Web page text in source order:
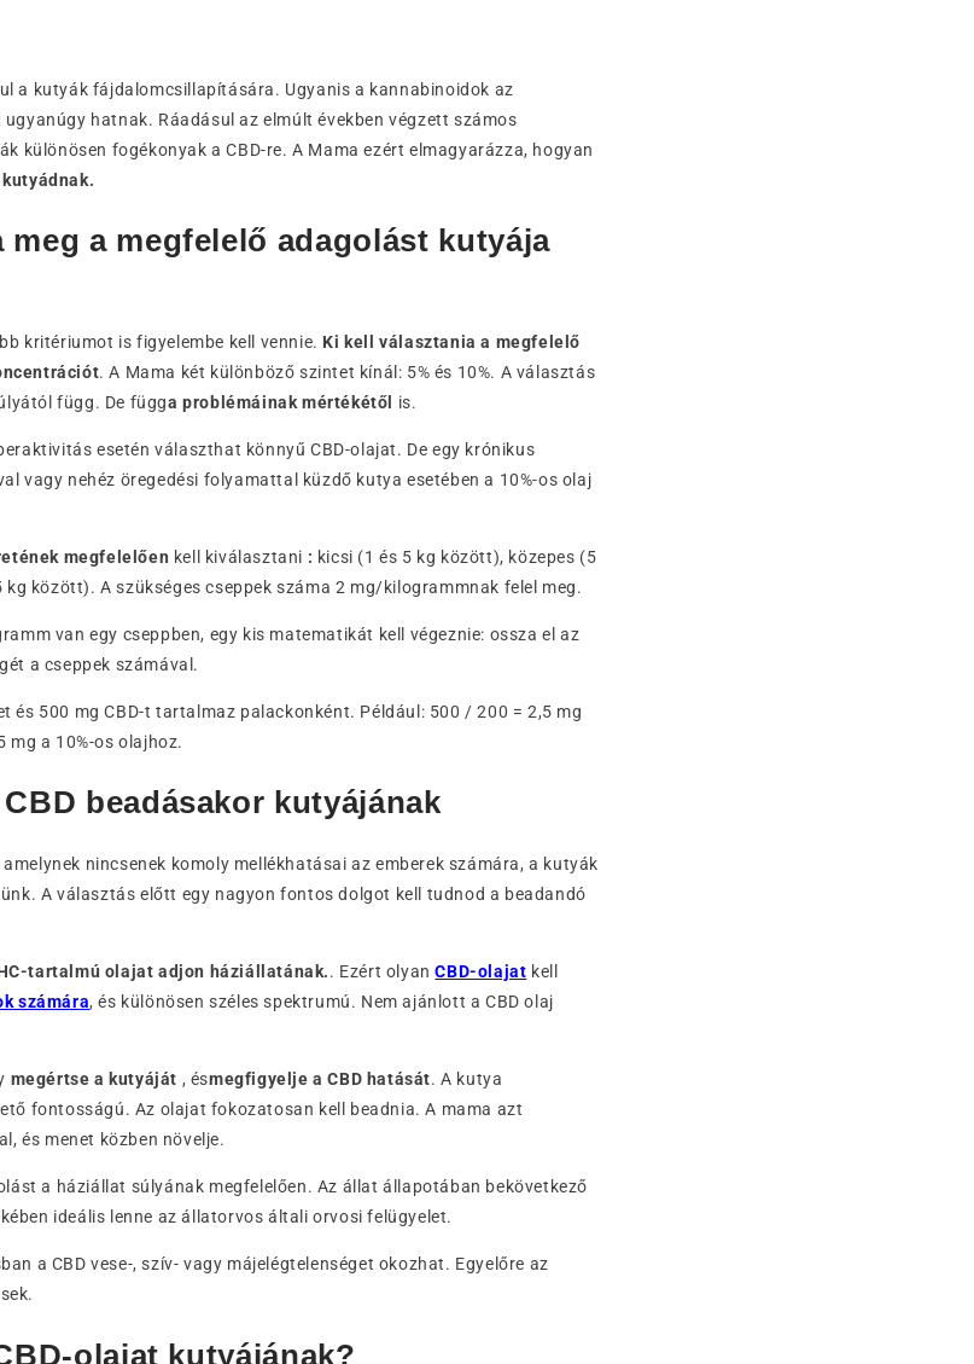
a kutyák fájdalomcsillapítására. Ugyanis a kannabinoidok az
hatnak. Ráadásul az elmúlt években végzett számos
különösen fogékonyak a CBD-re. A Mama ezért elmagyarázza, hogyan
meg a megfelelő adagolást kutyája
kritériumot is figyelembe kell vennie. Ki kell választania a megfelelő
. A Mama két különböző szintet kínál: 5% és 10%. A választás
függ. De függa problémáinak mértékétől is.
esetén választhat könnyű CBD-olajat. De egy krónikus
vagy nehéz öregedési folyamattal küzdő kutya esetében a 10%-os olaj
megfelelően kell kiválasztani : kicsi (1 és 5 kg között), közepes (5
között). A szükséges cseppek száma 2 mg/kilogrammnak felel meg.
van egy cseppben, egy kis matematikát kell végeznie: ossza el az
a cseppek számával.
és 500 mg CBD-t tartalmaz palackonként. Például: 500 / 200 = 2,5 mg
mg a 10%-os olajhoz.
beadásakor kutyájának
nincsenek komoly mellékhatásai az emberek számára, a kutyák
A választás előtt egy nagyon fontos dolgot kell tudnod a beadandó
tartalmú olajat adjon háziállatának.. Ezért olyanCBD-olajat kell
számára, és különösen széles spektrumú. Nem ajánlott a CBD olaj
megértse a kutyáját , ésmegfigyelje a CBD hatását. A kutya
fontosságú. Az olajat fokozatosan kell beadnia. A mama azt
és menet közben növelje.
a háziállat súlyának megfelelően. Az állat állapotában bekövetkező
ideális lenne az állatorvos általi orvosi felügyelet.
a CBD vese-, szív- vagy májelégtelenséget okozhat. Egyelőre az
olajat kutyájának?